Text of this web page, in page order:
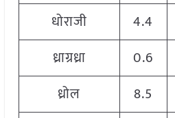
धोराजी
4.4
ध्राग्रध्रा
0.6
ध्रोल
8.5